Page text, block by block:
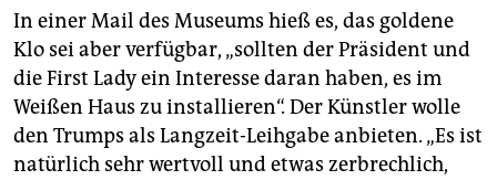
In einer Mail des Museums hieß es, das goldene
Klo sei aber verfügbar, „sollten der Präsident und
die First Lady ein Interesse daran haben, es im
Weißen Haus zu installieren“. Der Künstler wolle
den Trumps als Langzeit-Leihgabe anbieten. „Es ist
natürlich sehr wertvoll und etwas zerbrechlich,